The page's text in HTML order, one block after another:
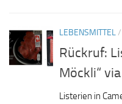
LEBENSMITTEL/
Rückruf:
Möckli“
Listerien in